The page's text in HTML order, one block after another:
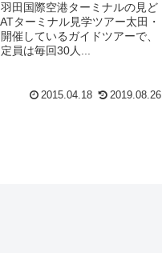
田国際空港ターミナルの見ど
ターミナル見学ツアー太田・
催しているガイドツアーで、
員は毎回30人...
2015.04.18 2019.08.26